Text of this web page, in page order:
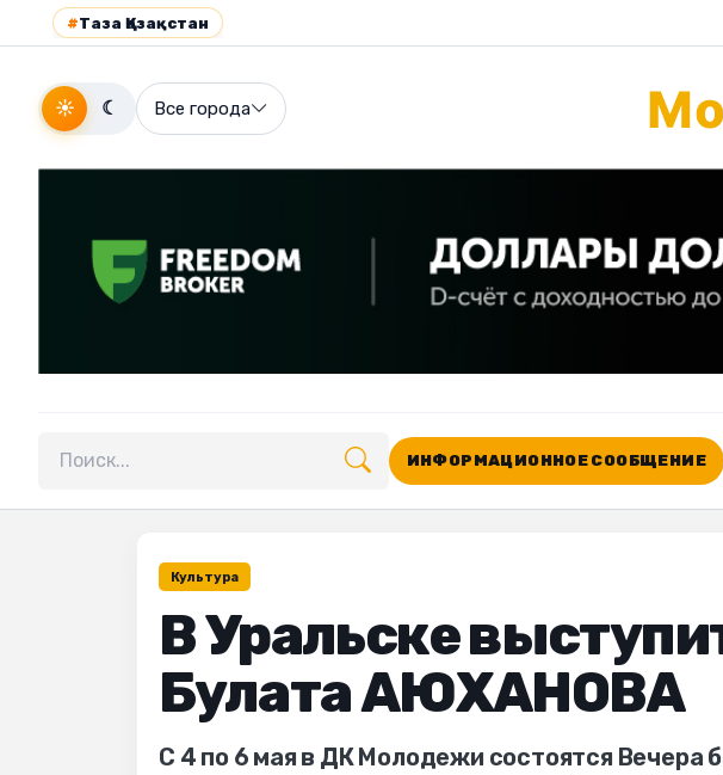
#Таза Қазақстан
☀ ☾ Все города
Поиск по сайту
ИНФОРМАЦИОННОЕ СООБЩЕНИЕ
Культура
В Уральске
Булата АЮХАНОВА
С 4 по 6 мая в ДК Молодежи состоятся Вечера